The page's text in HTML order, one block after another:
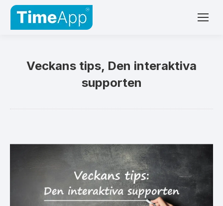
Veckans tips, Den interaktiva
supporten